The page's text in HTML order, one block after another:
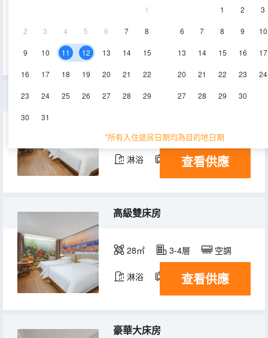
1
2 3 4 5 6 7 8
9 10 11 12 13 14 15
16 17 18 19 20 21 22
23 24 25 26 27 28 29
30 31
1
2 3
6 7 8 9 10
13 14 15 16 17
20 21 22 23 24
27 28 29 30
*所有入住退房日期均為目的地日期
空調
豪華雙床房
30㎡ 2-4層 空調
淋浴 電視機
查看供應
高級雙床房
28㎡ 3-4層 空調
淋浴 電視機
查看供應
豪華大床房